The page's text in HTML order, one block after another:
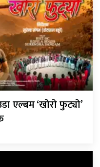
एल्बम ‘खोरो फुट्यो’